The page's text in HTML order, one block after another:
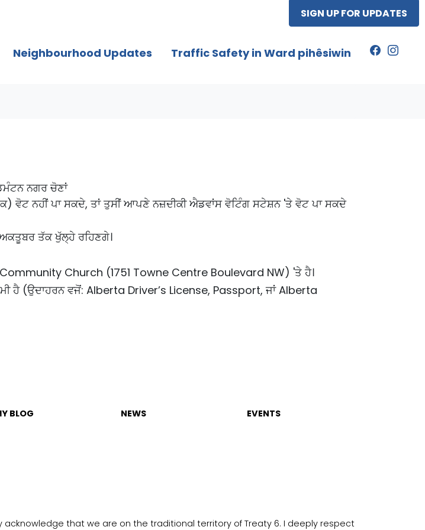
SIGN UP FOR UPDATES
Neighbourhood Updates Traffic Safety in Ward pihêsiwin
ਨਗਰ ਚੋਣਾਂ
ਵੋਟ ਨਹੀਂ ਪਾ ਸਕਦੇ, ਤਾਂ ਤੁਸੀਂ ਆਪਣੇ ਨਜ਼ਦੀਕੀ ਐਡਵਾਂਸ ਵੋਟਿੰਗ ਸਟੇਸ਼ਨ 'ਤੇ ਵੋਟ ਪਾ ਸਕਦੇ
ਅਕਤੂਬਰ ਤੱਕ ਖੁੱਲ੍ਹੇ ਰਹਿਣਗੇ।
Church (1751 Towne Centre Boulevard NW) 'ਤੇ ਹੈ।
ਹੈ (ਉਦਾਹਰਨ ਵਜੋਂ: Alberta Driver’s License, Passport, ਜਾਂ Alberta
BLOG NEWS EVENTS
acknowledge that we are on the traditional territory of Treaty 6. I deeply respect